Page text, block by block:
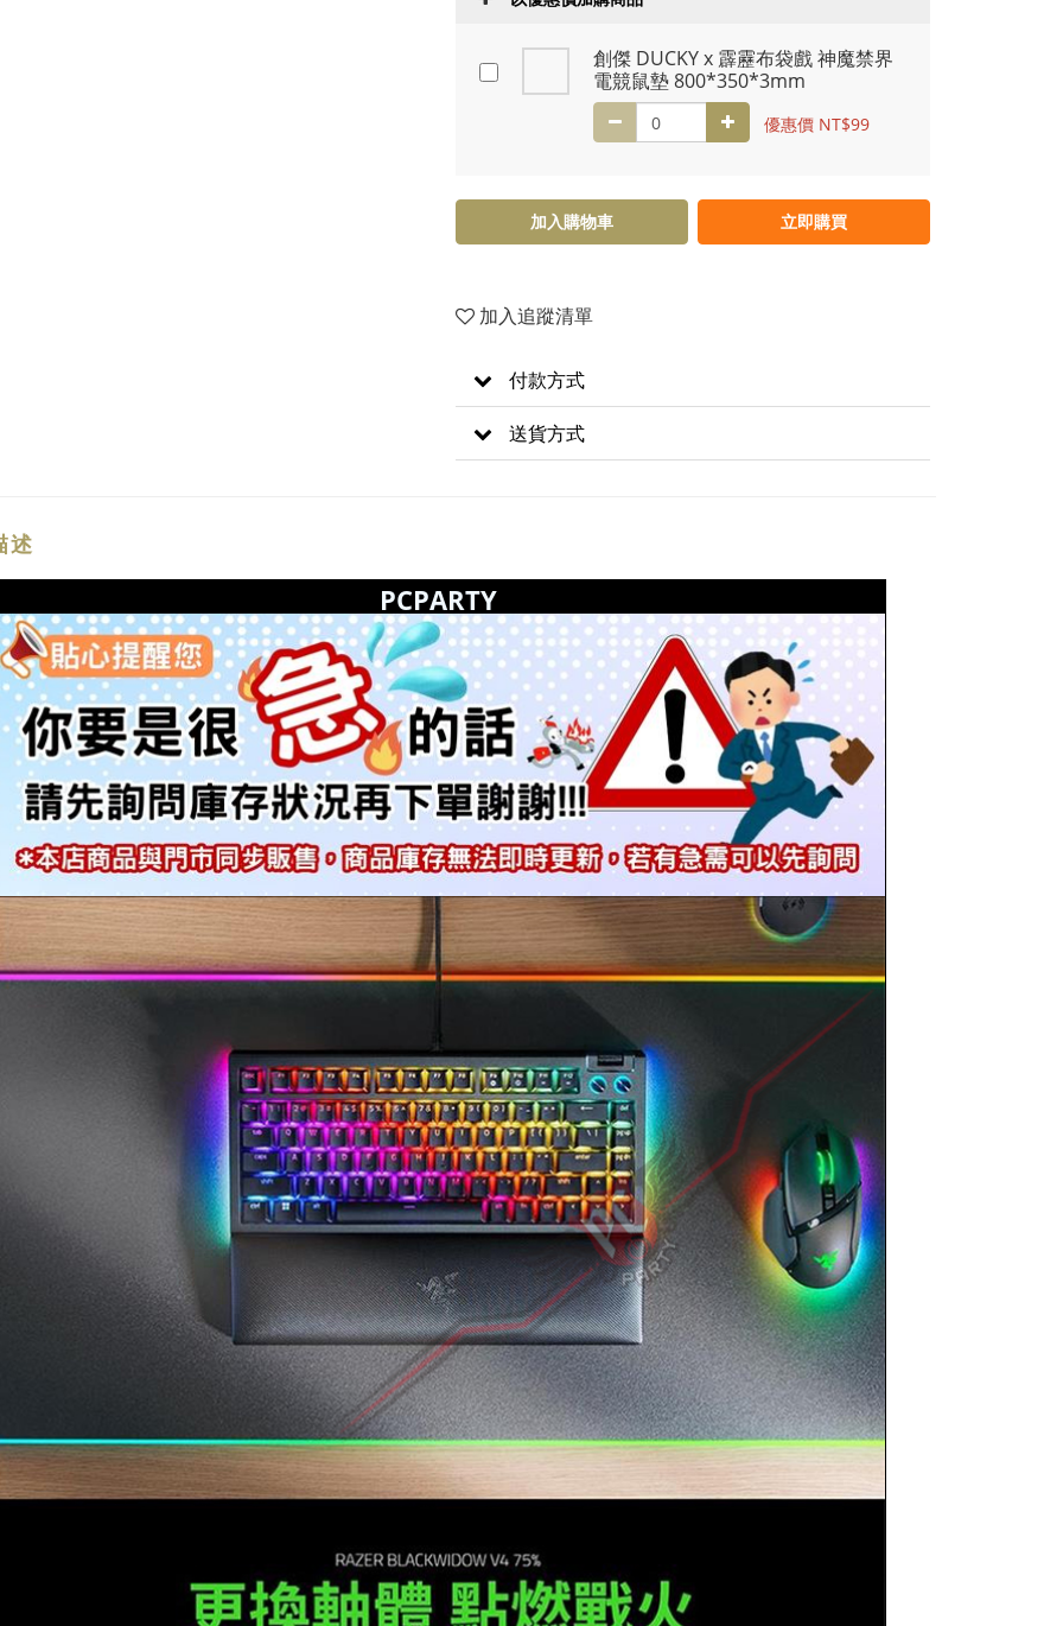
創傑 DUCKY x 霹靂布袋戲 神魔禁界
電競鼠墊 800*350*3mm
優惠價 NT$99
加入購物車 立即購買
加入追蹤清單
付款方式
送貨方式
述
PCPARTY